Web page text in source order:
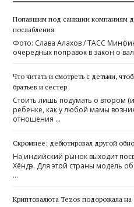
Попавшим под санкции компаниям
послабления
Фото: Слава Алахов / ТАСС
очередных поправок в закон о
Что читать и смотреть с детьми,
братьев и сестер
Стоить лишь подумать о втором
ребенке, как у любой мамы
отношения …
Скромнее: дебютировал другой
На индийский рынок выходит
Хёндэ. Для этой страны модель
…
Криптовалюта Tezos подорожала на